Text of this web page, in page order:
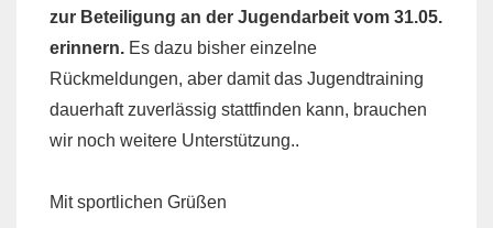
zur Beteiligung an der Jugendarbeit vom 31.05.
erinnern. Es dazu bisher einzelne
Rückmeldungen, aber damit das Jugendtraining
dauerhaft zuverlässig stattfinden kann, brauchen
wir noch weitere Unterstützung..
Mit sportlichen Grüßen